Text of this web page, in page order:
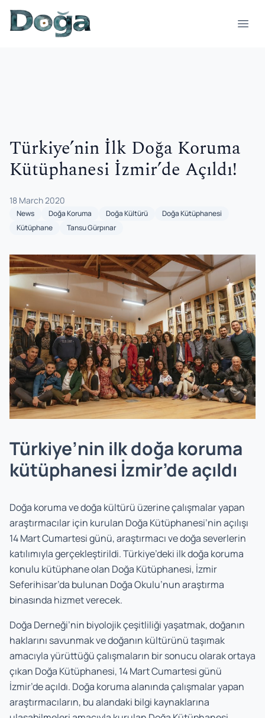
Skip to content
Türkiye’nin İlk Doğa Koruma
Kütüphanesi İzmir’de Açıldı!
18 March 2020
News Doğa Koruma Doğa Kültürü
Doğa Kütüphanesi
Kütüphane
Tansu Gürpınar
Türkiye’nin ilk doğa koruma
kütüphanesi İzmir’de açıldı
Doğa koruma ve doğa kültürü üzerine çalışmalar yapan
araştırmacılar için kurulan Doğa Kütüphanesi’nin açılışı
14 Mart Cumartesi günü, araştırmacı ve doğa severlerin
katılımıyla gerçekleştirildi. Türkiye’deki ilk doğa koruma
konulu kütüphane olan Doğa Kütüphanesi, İzmir
Seferihisar’da bulunan Doğa Okulu’nun araştırma
binasında hizmet verecek.
Doğa Derneği’nin biyolojik çeşitliliği yaşatmak, doğanın
haklarını savunmak ve doğanın kültürünü taşımak
amacıyla yürüttüğü çalışmaların bir sonucu olarak ortaya
çıkan Doğa Kütüphanesi, 14 Mart Cumartesi günü
İzmir’de açıldı. Doğa koruma alanında çalışmalar yapan
araştırmacıların, bu alandaki bilgi kaynaklarına